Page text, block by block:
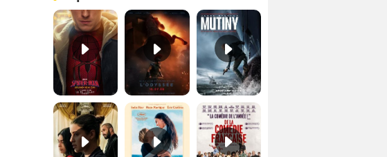
Les Matins merveilleux Bande-annonce VF De la Comédie-Française Teaser VF